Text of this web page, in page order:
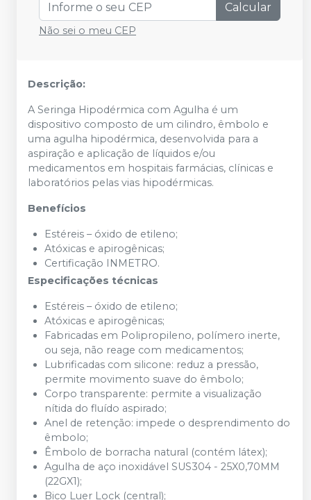
Calcular
Não sei o meu CEP
Descrição:
A Seringa Hipodérmica com Agulha é um
dispositivo composto de um cilindro, êmbolo e
uma agulha hipodérmica, desenvolvida para a
aspiração e aplicação de líquidos e/ou
medicamentos em hospitais farmácias, clínicas e
laboratórios pelas vias hipodérmicas.
Benefícios
Estéreis – óxido de etileno;
Atóxicas e apirogênicas;
Certificação INMETRO.
Especificações técnicas
Estéreis – óxido de etileno;
Atóxicas e apirogênicas;
Fabricadas em Polipropileno, polímero inerte,
ou seja, não reage com medicamentos;
Lubrificadas com silicone: reduz a pressão,
permite movimento suave do êmbolo;
Corpo transparente: permite a visualização
nítida do fluído aspirado;
Anel de retenção: impede o desprendimento do
êmbolo;
Êmbolo de borracha natural (contém látex);
Agulha de aço inoxidável SUS304 - 25X0,70MM
(22GX1);
Bico Luer Lock (central);